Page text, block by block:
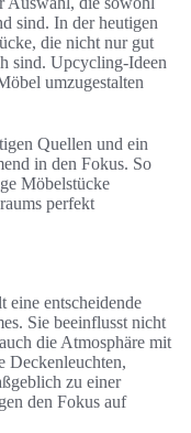
sind. In der heutigen
die nicht nur gut
sind. Upcycling-Ideen
umzugestalten
Quellen und ein
in den Fokus. So
Möbelstücke
perfekt
eine entscheidende
Sie beeinflusst nicht
die Atmosphäre mit
Deckenleuchten,
zu einer
den Fokus auf